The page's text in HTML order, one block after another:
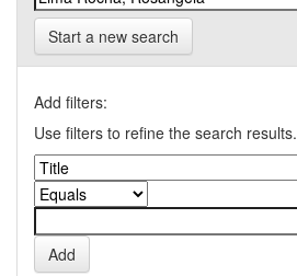
Start a new search
Add filters:
Use filters to refine the search results.